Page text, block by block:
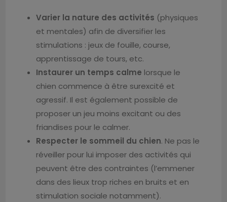
Varier la nature des activités (physiques
et mentales) afin de diversifier les
stimulations : jeux de fouille, course,
apprentissage de tours, etc.
Instaurer un temps calme lorsque le
chien commence à être surexcité et
agressif. Il est également possible de
proposer un jeu moins excitant ou des
friandises pour le calmer.
Respecter le sommeil du chien. Ne pas le
réveiller pour lui imposer des activités qui
peuvent être des contraintes (l’emmener
dans des lieux trop riches en bruits et en
stimulation sociale notamment).